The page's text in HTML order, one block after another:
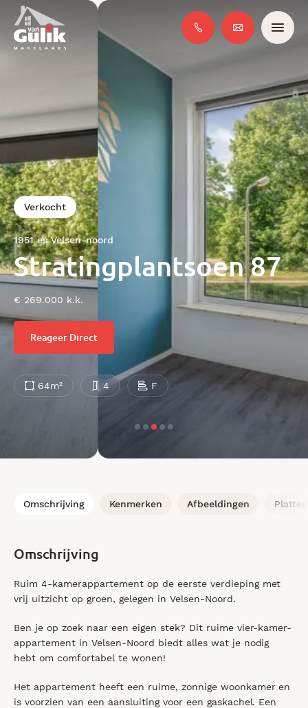
Verkocht
1951 es Velsen-noord
Stratingplantsoen 87
€ 269.000 k.k.
Reageer Direct
64m² 4 F
Omschrijving Kenmerken Afbeeldingen
Omschrijving
Ruim 4-kamerappartement op de eerste verdieping met
vrij uitzicht op groen, gelegen in Velsen-Noord.
Ben je op zoek naar een eigen stek? Dit ruime vier-kamer-
appartement in Velsen-Noord biedt alles wat je nodig
hebt om comfortabel te wonen!
Het appartement heeft een ruime, zonnige woonkamer en
is voorzien van een aansluiting voor een gaskachel. Een